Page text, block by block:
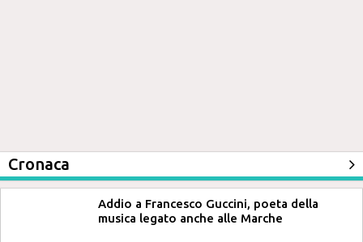
Cronaca
Addio a Francesco Guccini, poeta della
musica legato anche alle Marche